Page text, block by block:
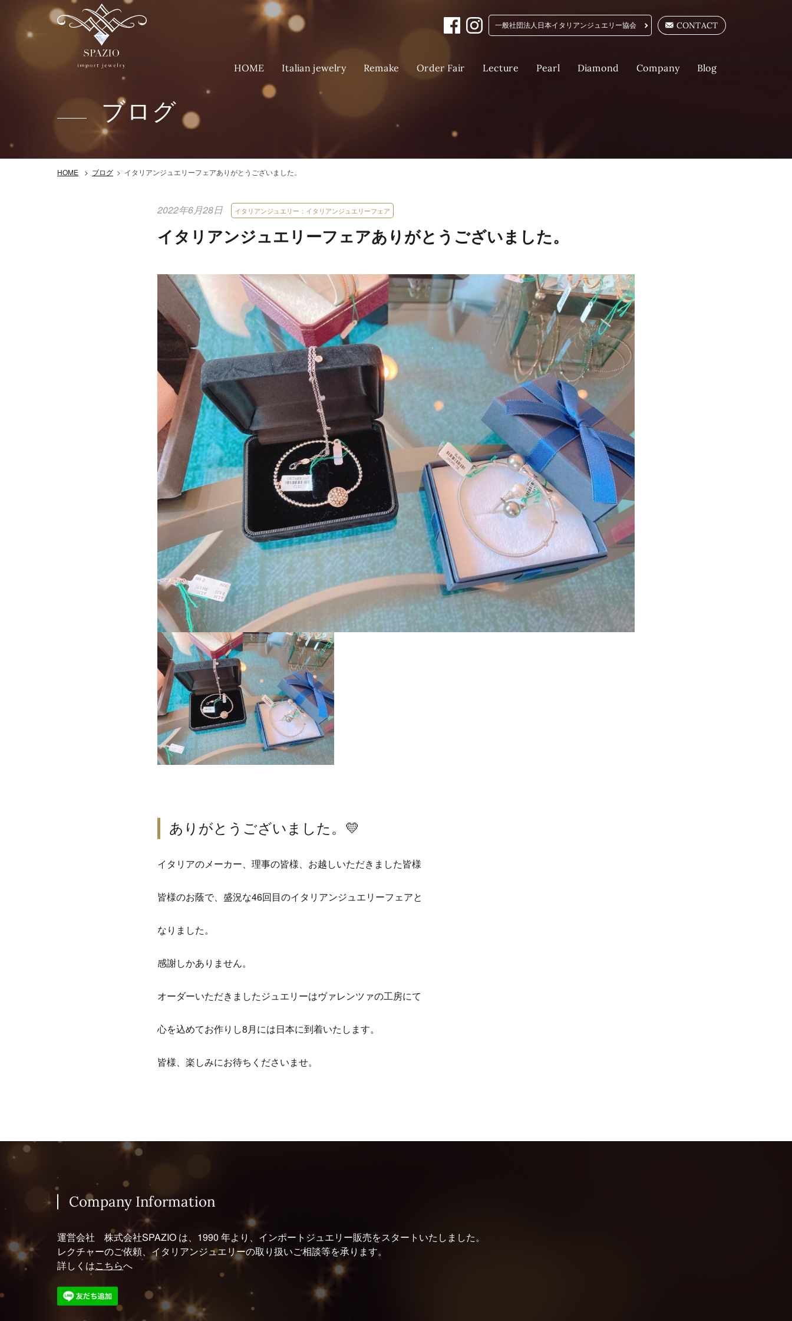
一般社団法人日本イタリアンジュエリー協会 CONTACT
HOME Italian jewelry Remake Order Fair Lecture Pearl Diamond Company Blog
ブログ
HOME ブログ イタリアンジュエリーフェアありがとうございました。
2022年6月28日 イタリアンジュエリー：イタリアンジュエリーフェア
イタリアンジュエリーフェアありがとうございました。
ありがとうございました。💛
イタリアのメーカー、理事の皆様、お越しいただきました皆様
皆様のお蔭で、盛況な46回目のイタリアンジュエリーフェアと
なりました。
感謝しかありません。
オーダーいただきましたジュエリーはヴァレンツァの工房にて
心を込めてお作りし8月には日本に到着いたします。
皆様、楽しみにお待ちくださいませ。
Company Information
運営会社 株式会社SPAZIO は、1990 年より、インポートジュエリー販売をスタートいたしました。
レクチャーのご依頼、イタリアンジュエリーの取り扱いご相談等を承ります。
詳しくはこちらへ